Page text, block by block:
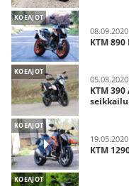
KOEAJOT
08.09.2020
KTM
KOEAJOT
05.08.2020
KTM
KOEAJOT
19.05.2020
KTM
KOEAJOT